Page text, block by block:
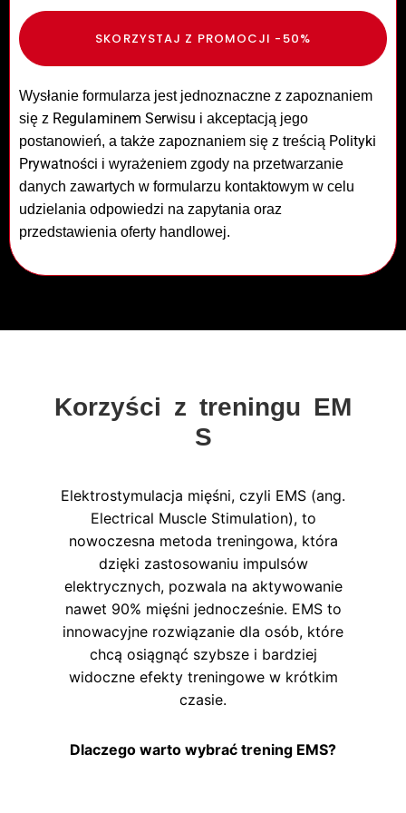
SKORZYSTAJ Z PROMOCJI -50%
Wysłanie formularza jest jednoznaczne z zapoznaniem
się z Regulaminem Serwisu i akceptacją jego
postanowień, a także zapoznaniem się z treścią Polityki
Prywatności i wyrażeniem zgody na przetwarzanie
danych zawartych w formularzu kontaktowym w celu
udzielania odpowiedzi na zapytania oraz
przedstawienia oferty handlowej.
Korzyści z treningu EM
S
Elektrostymulacja mięśni, czyli EMS (ang.
Electrical Muscle Stimulation), to
nowoczesna metoda treningowa, która
dzięki zastosowaniu impulsów
elektrycznych, pozwala na aktywowanie
nawet 90% mięśni jednocześnie. EMS to
innowacyjne rozwiązanie dla osób, które
chcą osiągnąć szybsze i bardziej
widoczne efekty treningowe w krótkim
czasie.
Dlaczego warto wybrać trening EMS?